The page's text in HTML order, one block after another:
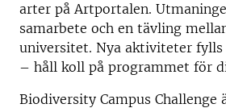
arter på Artportalen.
samarbete och en tävling
universitet. Nya aktiviteter
– håll koll på programmet för
Biodiversity Campus Challenge